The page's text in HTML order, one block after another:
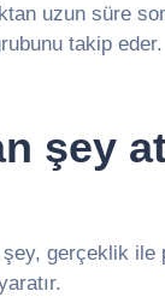
uzun süre
takip eder.
şey
gerçeklik ile